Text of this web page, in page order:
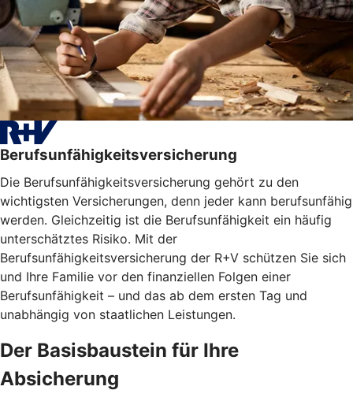
Berufsunfähigkeitsversicherung
Die Berufsunfähigkeitsversicherung gehört zu den
wichtigsten Versicherungen, denn jeder kann berufsunfähig
werden. Gleichzeitig ist die Berufsunfähigkeit ein häufig
unterschätztes Risiko. Mit der
Berufsunfähigkeitsversicherung der R+V schützen Sie sich
und Ihre Familie vor den finanziellen Folgen einer
Berufsunfähigkeit – und das ab dem ersten Tag und
unabhängig von staatlichen Leistungen.
Der Basisbaustein für Ihre
Absicherung